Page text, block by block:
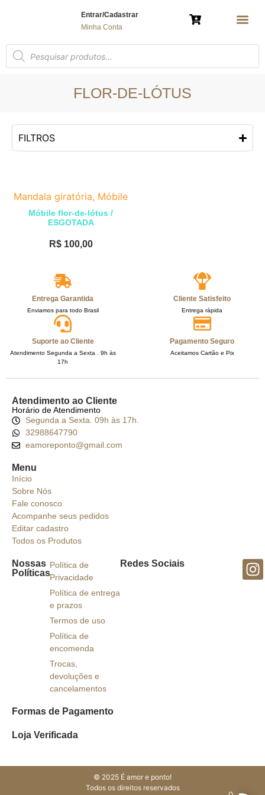
Entrar/Cadastrar
Minha Conta
FLOR-DE-LÓTUS
FILTROS
Mandala giratória, Móbile
Móbile flor-de-lótus /
ESGOTADA
R$100,00
Entrega Garantida
Enviamos para todo Brasil
Cliente Satisfeito
Entrega rápida
Suporte ao Cliente
Atendimento Segunda a Sexta . 9h às
17h
Pagamento Seguro
Aceitamos Cartão e Pix
Atendimento ao Cliente
Horário de Atendimento
Segunda a Sexta. 09h às 17h.
32988647790
eamoreponto@gmail.com
Menu
Início
Sobre Nós
Fale conosco
Acompanhe seus pedidos
Editar cadastro
Todos os Produtos
Nossas
Políticas
Política de
Privacidade
Política de entrega
e prazos
Termos de uso
Política de
encomenda
Trocas,
devoluções e
cancelamentos
Redes Sociais
Formas de Pagamento
Loja Verificada
© 2025 É amor e ponto!
Todos os direitos reservados